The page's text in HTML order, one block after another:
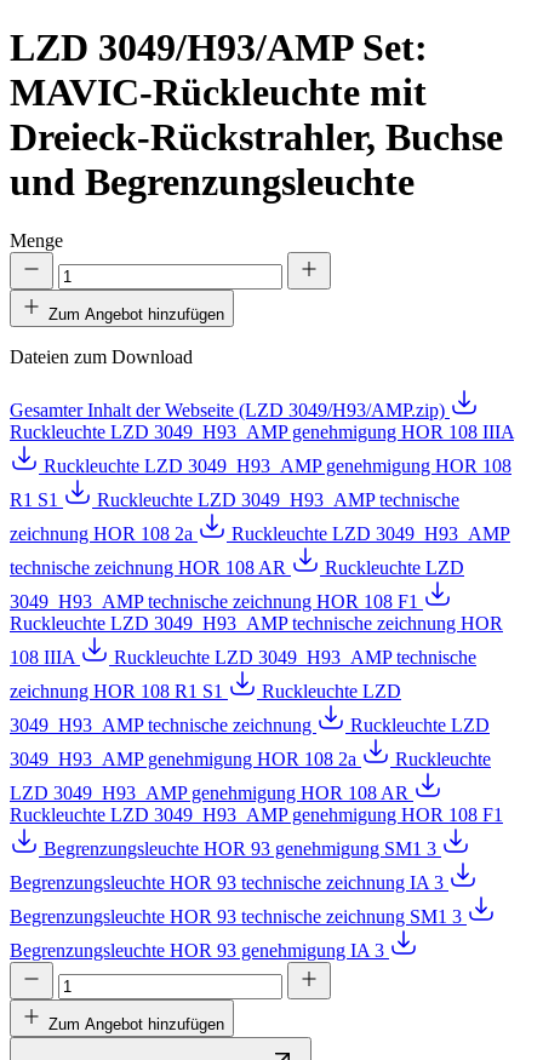
LZD 3049/H93/AMP Set:
MAVIC-Rückleuchte mit
Dreieck-Rückstrahler, Buchse
und Begrenzungsleuchte
Menge
Zum Angebot hinzufügen
Dateien zum Download
Gesamter Inhalt der Webseite (LZD 3049/H93/AMP.zip)
Ruckleuchte LZD 3049_H93_AMP genehmigung HOR 108 IIIA
Ruckleuchte LZD 3049_H93_AMP genehmigung HOR 108
R1 S1
Ruckleuchte LZD 3049_H93_AMP technische
zeichnung HOR 108 2a
Ruckleuchte LZD 3049_H93_AMP
technische zeichnung HOR 108 AR
Ruckleuchte LZD
3049_H93_AMP technische zeichnung HOR 108 F1
Ruckleuchte LZD 3049_H93_AMP technische zeichnung HOR
108 IIIA
Ruckleuchte LZD 3049_H93_AMP technische
zeichnung HOR 108 R1 S1
Ruckleuchte LZD
3049_H93_AMP technische zeichnung
Ruckleuchte LZD
3049_H93_AMP genehmigung HOR 108 2a
Ruckleuchte
LZD 3049_H93_AMP genehmigung HOR 108 AR
Ruckleuchte LZD 3049_H93_AMP genehmigung HOR 108 F1
Begrenzungsleuchte HOR 93 genehmigung SM1 3
Begrenzungsleuchte HOR 93 technische zeichnung IA 3
Begrenzungsleuchte HOR 93 technische zeichnung SM1 3
Begrenzungsleuchte HOR 93 genehmigung IA 3
Zum Angebot hinzufügen